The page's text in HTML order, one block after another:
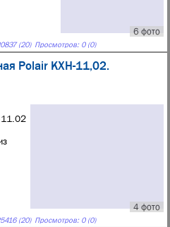
6 фото
(20) Просмотров: 0 (0)
Polair КХН-11,02.
4 фото
(20) Просмотров: 0 (0)